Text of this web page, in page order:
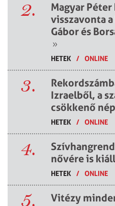
2.
Magyar
visszavonta
Gábor és
»
HETEK / ONLINE
3.
Izraelből, a
csökkenő
HETEK / ONLINE
4.
nővére is
HETEK / ONLINE
5.
Vitézy